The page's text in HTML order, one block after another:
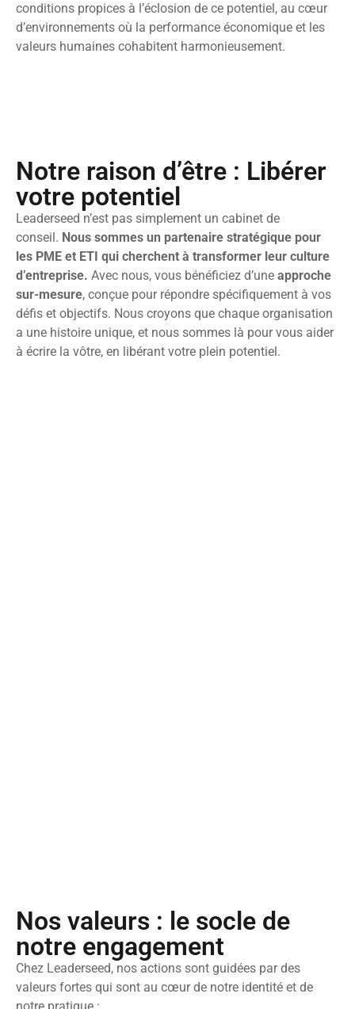
conditions propices à l’éclosion de ce potentiel, au cœur
d’environnements où la performance économique et les
valeurs humaines cohabitent harmonieusement.
Notre raison d’être : Libérer
votre potentiel
Leaderseed n’est pas simplement un cabinet de
conseil. Nous sommes un partenaire stratégique pour
les PME et ETI qui cherchent à transformer leur culture
d’entreprise. Avec nous, vous bénéficiez d’une approche
sur-mesure, conçue pour répondre spécifiquement à vos
défis et objectifs. Nous croyons que chaque organisation
a une histoire unique, et nous sommes là pour vous aider
à écrire la vôtre, en libérant votre plein potentiel.
Nos valeurs : le socle de
notre engagement
Chez Leaderseed, nos actions sont guidées par des
valeurs fortes qui sont au cœur de notre identité et de